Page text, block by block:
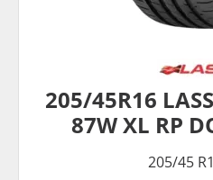
205/45R16
87W XL RP
205/45